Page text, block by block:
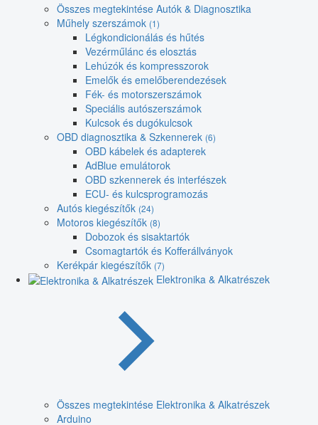
Összes megtekintése Autók & Diagnosztika
Műhely szerszámok (1)
Légkondicionálás és hűtés
Vezérműlánc és elosztás
Lehúzók és kompresszorok
Emelők és emelőberendezések
Fék- és motorszerszámok
Speciális autószerszámok
Kulcsok és dugókulcsok
OBD diagnosztika & Szkennerek (6)
OBD kábelek és adapterek
AdBlue emulátorok
OBD szkennerek és interfészek
ECU- és kulcsprogramozás
Autós kiegészítők (24)
Motoros kiegészítők (8)
Dobozok és sisaktartók
Csomagtartók és Kofferállványok
Kerékpár kiegészítők (7)
Elektronika & Alkatrészek
Összes megtekintése Elektronika & Alkatrészek
Arduino